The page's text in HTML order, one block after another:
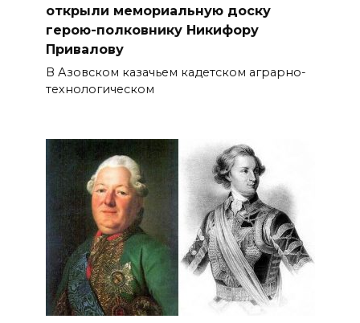
открыли мемориальную доску
герою-полковнику Никифору
Привалову
В Азовском казачьем кадетском аграрно-
технологическом